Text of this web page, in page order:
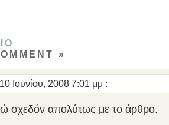
»
10 Ιουνίου, 2008 7:01 μμ :
σχεδόν απολύτως με το άρθρο.